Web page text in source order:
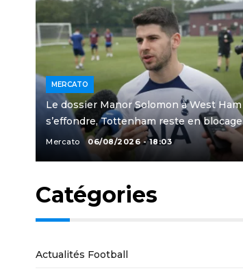
MERCATO
Le dossier Manor Solomon à West Ham
s’effondre, Tottenham reste en blocage
Mercato 06/08/2026 - 18:03
Catégories
Actualités Football